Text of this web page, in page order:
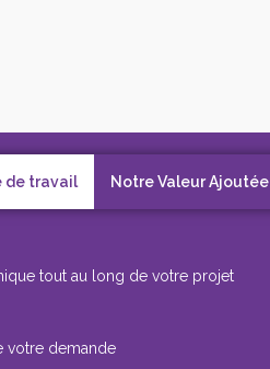
de travail Notre Valeur Ajoutée
tout au long de votre projet
votre demande